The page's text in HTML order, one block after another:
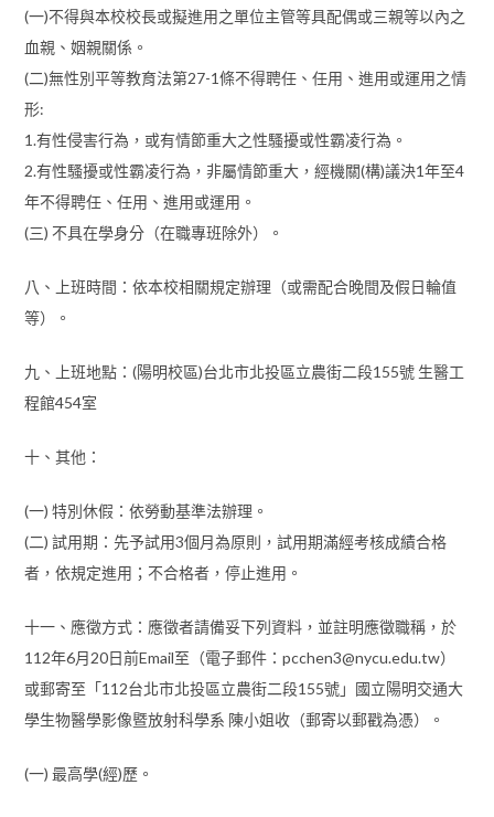
(一)不得與本校校長或擬進用之單位主管等具配偶或三親等以內之
血親、姻親關係。
(二)無性別平等教育法第27-1條不得聘任、任用、進用或運用之情
形:
1.有性侵害行為，或有情節重大之性騷擾或性霸凌行為。
2.有性騷擾或性霸凌行為，非屬情節重大，經機關(構)議決1年至4
年不得聘任、任用、進用或運用。
(三) 不具在學身分（在職專班除外）。
八、上班時間：依本校相關規定辦理（或需配合晚間及假日輪值
等）。
九、上班地點：(陽明校區)台北市北投區立農街二段155號 生醫工
程館454室
十、其他：
(一) 特別休假：依勞動基準法辦理。
(二) 試用期：先予試用3個月為原則，試用期滿經考核成績合格
者，依規定進用；不合格者，停止進用。
十一、應徵方式：應徵者請備妥下列資料，並註明應徵職稱，於
112年6月20日前Email至（電子郵件：pcchen3@nycu.edu.tw）
或郵寄至「112台北市北投區立農街二段155號」國立陽明交通大
學生物醫學影像暨放射科學系 陳小姐收（郵寄以郵戳為憑）。
(一) 最高學(經)歷。